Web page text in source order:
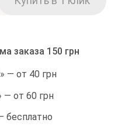
заказа 150 грн
— от 40 грн
от 60 грн
бесплатно